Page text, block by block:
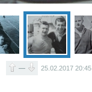
— 25.02.2017 20:45